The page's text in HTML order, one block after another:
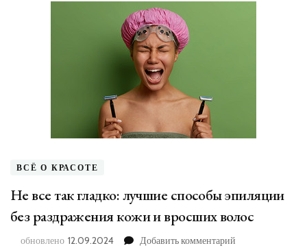
ВСЁ О КРАСОТЕ
Не все так гладко: лучшие способы эпиляции
без раздражения кожи и вросших волос
обновлено 12.09.2024 Добавить комментарий